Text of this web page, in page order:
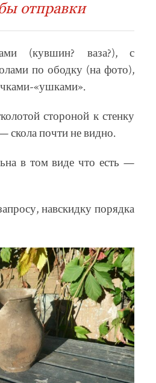
отправки
(кувшин? ваза?), с
по ободку (на фото),
«ушками».
стороной к стенку
скола почти не видно.
в том виде что есть —
навскидку порядка